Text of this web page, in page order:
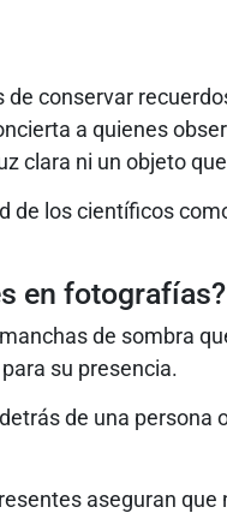
conservar
a quienes
clara ni un objeto
de los científicos
en fotografías?
de sombra
su presencia.
de una persona
aseguran que